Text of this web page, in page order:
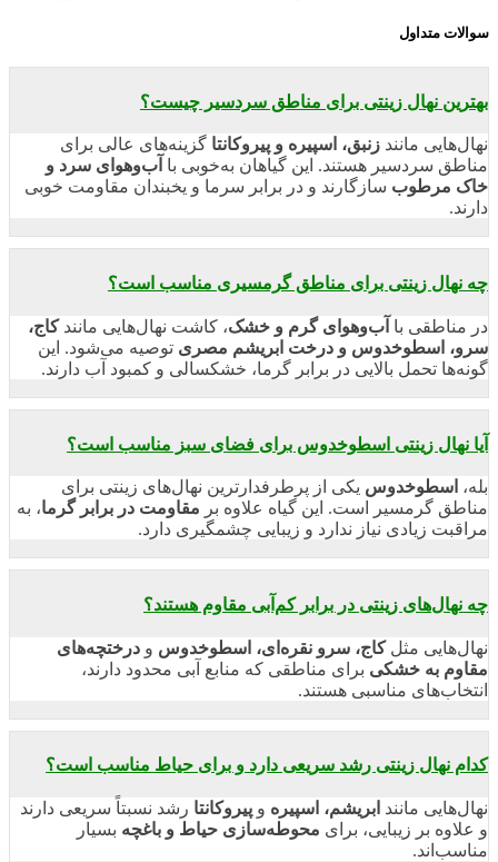
سوالات متداول
بهترین نهال زینتی برای مناطق سردسیر چیست؟
نهال‌هایی مانند زنبق، اسپیره و پیروکانتا گزینه‌های عالی برای
مناطق سردسیر هستند. این گیاهان به‌خوبی با آب‌و‌هوای سرد و
خاک مرطوب سازگارند و در برابر سرما و یخبندان مقاومت خوبی
دارند.
چه نهال‌ زینتی برای مناطق گرمسیری مناسب است؟
در مناطقی با آب‌و‌هوای گرم و خشک، کاشت نهال‌هایی مانندکاج،
سرو، اسطوخدوس و درخت ابریشم مصری توصیه می‌شود. این
گونه‌ها تحمل بالایی در برابر گرما، خشکسالی و کمبود آب دارند.
آیا نهال زینتی اسطوخدوس برای فضای سبز مناسب است؟
بله، اسطوخدوس یکی از پرطرفدارترین نهال‌های زینتی برای
مناطق گرمسیر است. این گیاه علاوه بر مقاومت در برابر گرما، به
مراقبت زیادی نیاز ندارد و زیبایی چشمگیری دارد.
چه نهال‌های زینتی در برابر کم‌آبی مقاوم هستند؟
نهال‌هایی مثلکاج، سرو نقره‌ای، اسطوخدوس و درختچه‌های
مقاوم به خشکی برای مناطقی که منابع آبی محدود دارند،
انتخاب‌های مناسبی هستند.
کدام نهال زینتی رشد سریعی دارد و برای حیاط مناسب است؟
نهال‌هایی مانند ابریشم، اسپیره و پیروکانتا رشد نسبتاً سریعی دارند
و علاوه بر زیبایی، برای محوطه‌سازی حیاط و باغچه بسیار
مناسب‌اند.